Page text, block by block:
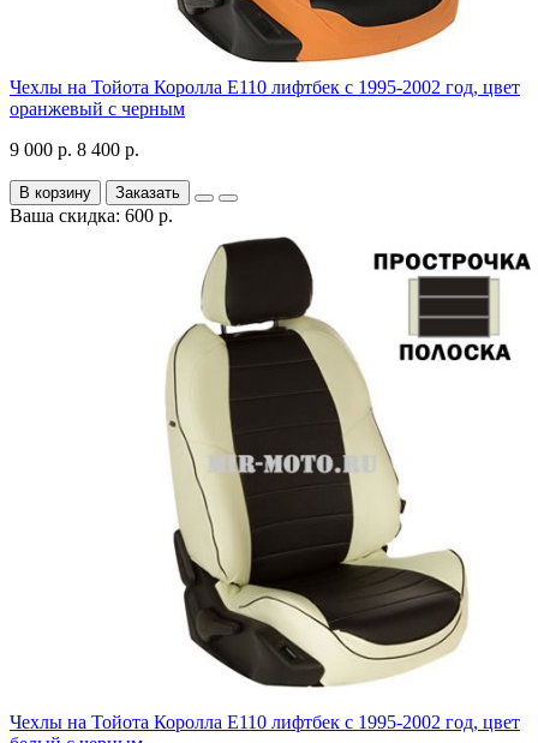
Чехлы на Тойота Королла Е110 лифтбек с 1995-2002 год, цвет
оранжевый с черным
9 000 р. 8 400 р.
В корзину Заказать
Ваша скидка: 600 р.
Чехлы на Тойота Королла Е110 лифтбек с 1995-2002 год, цвет